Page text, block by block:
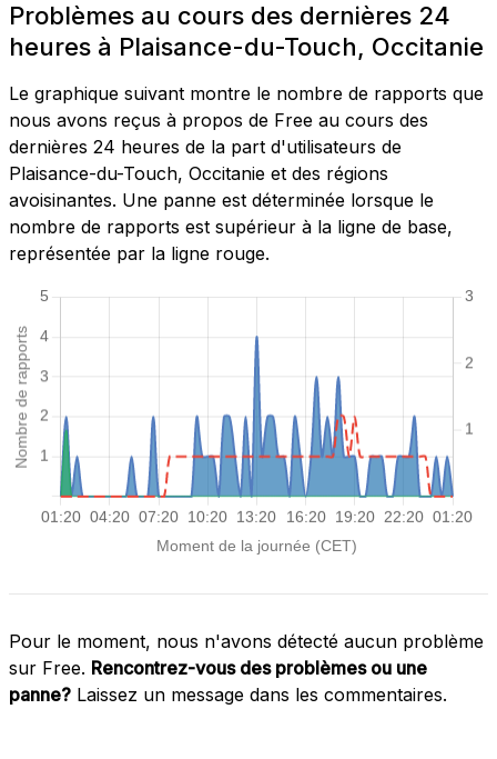
Problèmes au cours des dernières 24
heures à Plaisance-du-Touch, Occitanie
Le graphique suivant montre le nombre de rapports que
nous avons reçus à propos de Free au cours des
dernières 24 heures de la part d'utilisateurs de
Plaisance-du-Touch, Occitanie et des régions
avoisinantes. Une panne est déterminée lorsque le
nombre de rapports est supérieur à la ligne de base,
représentée par la ligne rouge.
Pour le moment, nous n'avons détecté aucun problème
sur Free. Rencontrez-vous des problèmes ou une
panne? Laissez un message dans les commentaires.